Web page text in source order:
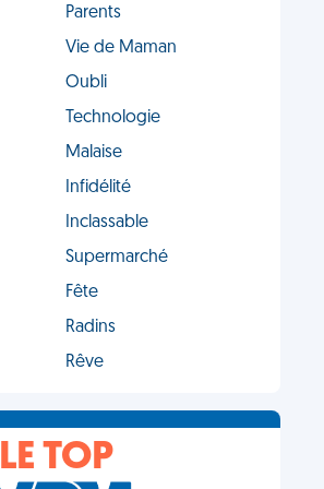
Parents
Vie de Maman
Oubli
Technologie
Malaise
Infidélité
Inclassable
Supermarché
Fête
Radins
Rêve
LE TOP